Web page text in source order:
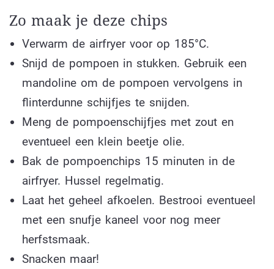
Zo maak je deze chips
Verwarm de airfryer voor op 185°C.
Snijd de pompoen in stukken. Gebruik een
mandoline om de pompoen vervolgens in
flinterdunne schijfjes te snijden.
Meng de pompoenschijfjes met zout en
eventueel een klein beetje olie.
Bak de pompoenchips 15 minuten in de
airfryer. Hussel regelmatig.
Laat het geheel afkoelen. Bestrooi eventueel
met een snufje kaneel voor nog meer
herfstsmaak.
Snacken maar!